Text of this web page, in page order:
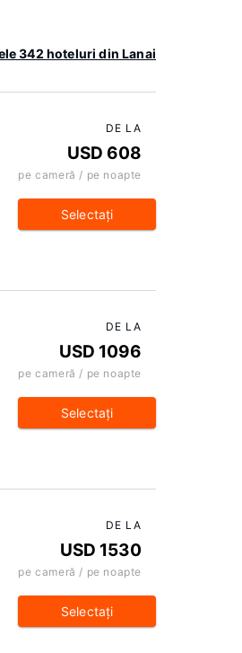
342 hoteluri din Lanai
DE LA
USD 608
pe cameră / pe noapte
Selectaţi
DE LA
USD 1096
pe cameră / pe noapte
Selectaţi
DE LA
USD 1530
pe cameră / pe noapte
Selectaţi